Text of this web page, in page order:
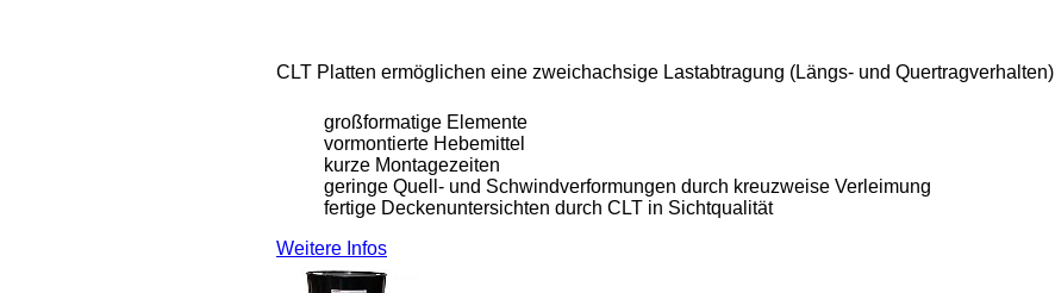
CLT Platten ermöglichen eine zweichachsige Lastabtragung (Längs- und Quertragverhalten)
großformatige Elemente
vormontierte Hebemittel
kurze Montagezeiten
geringe Quell- und Schwindverformungen durch kreuzweise Verleimung
fertige Deckenuntersichten durch CLT in Sichtqualität
Weitere Infos